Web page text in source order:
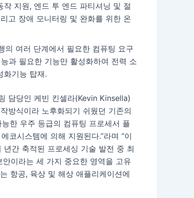
지원, 엔드 투 엔드 파티셔닝 및 절
고 장애 모니터링 및 완화를 위한 온
여러 단계에서 필요한 컴퓨팅 요구
과 필요한 기능만 활성화하여 전력 소
화기능 탑재.
담당인 케빈 킨셀라(Kevin Kinsella)
방식이라 노후화되기 쉬웠던 기존의
한 우주 등급의 컴퓨팅 프로세서 플
코시스템에 의해 지원된다.”라며 “이
간 축적된 프로세싱 기술 발전 중 최
이라는 세 가지 중요한 영역을 고유
항공, 육상 및 해상 애플리케이션에